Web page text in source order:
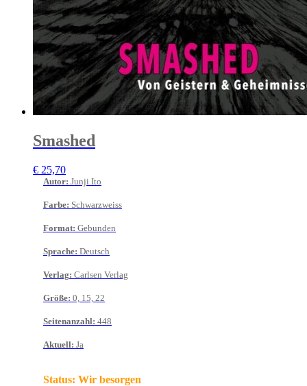
Smashed
€ 25,70
Autor: Junji Ito
Farbe: Schwarzweiss
Format: Gebunden
Sprache: Deutsch
Verlag: Carlsen Verlag
Größe: 0, 15, 22
Seitenanzahl: 448
Aktuell: Ja
Status: Wir besorgen